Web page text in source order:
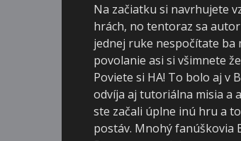
Na začiatku si navrhujete
hrách, no tentoraz sa
jednej ruke nespočítate ba
povolanie asi si všimnete
Poviete si HA! To bolo aj v
odvíja aj tutoriálna misia a
ste začali úplne inú hru a
postáv. Mnohý fanúškovia